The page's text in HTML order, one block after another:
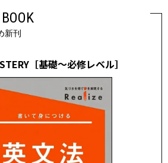
新刊
［基礎～必修レベル］